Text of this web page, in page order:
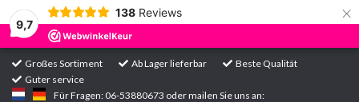
9,7
138 Reviews ×
Großes Sortiment Ab Lager lieferbar
Beste Qualität
Guter service
Für Fragen: 06-53880673 oder mailen Sie uns an:
Startseite